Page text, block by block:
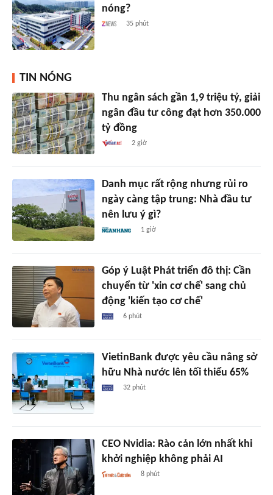
nóng?
35 phút
TIN NÓNG
Thu ngân sách gần 1,9 triệu tỷ, giải
ngân đầu tư công đạt hơn 350.000
tỷ đồng
2 giờ
Danh mục rất rộng nhưng rủi ro
ngày càng tập trung: Nhà đầu tư
nên lưu ý gì?
1 giờ
Góp ý Luật Phát triển đô thị: Cần
chuyển từ 'xin cơ chế' sang chủ
động 'kiến tạo cơ chế'
6 phút
VietinBank được yêu cầu nâng sở
hữu Nhà nước lên tối thiểu 65%
32 phút
CEO Nvidia: Rào cản lớn nhất khi
khởi nghiệp không phải AI
8 phút